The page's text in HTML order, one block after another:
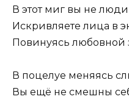
В этот миг вы не
Искривляете лица в
Повинуясь любовной
В поцелуе меняясь
Вы ещё не смешны